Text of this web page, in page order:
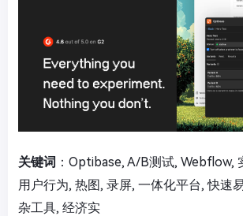
关键词 ：Optibase, A/B测试, Webflow,
用户行为, 热图, 录屏, 一体化平台, 快速
杂工具, 经济实